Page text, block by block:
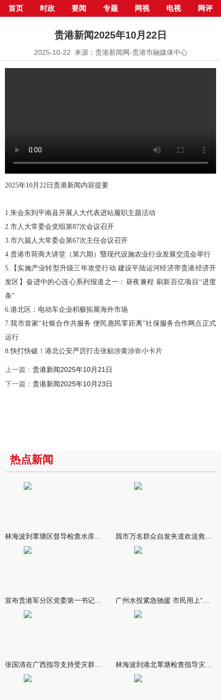
首页 时政 要闻 专题 网视 电视 网评
当前位置： 首页> 新闻中心> 电视新闻 > 正文
贵港新闻2025年10月22日
2025-10-22 来源：贵港新闻网-贵港市融媒体中心
2025年10月22日贵港新闻内容提要
1.朱会东到平南县开展人大代表进站履职主题活动
2.市人大常委会党组第87次会议召开
3.市六届人大常委会第67次主任会议召开
4.贵港市荷商大讲堂（第六期）暨现代设施农业行业发展交流会举行
5.【实施产业转型升级三年攻坚行动 建设平陆运河经济带贵港经济开
发区 】奋进中的心连心系列报道之一：昼夜兼程 刷新百亿项目“进度
条”
6.港北区：电动车企业积极拓展海外市场
7.我市首家“社银合作共服务 便民惠民零距离”社保服务合作网点正式
运行
8.快打快破！港北公安严厉打击张贴涉黄涉诈小卡片
上一篇： 贵港新闻2025年10月21日
下一篇： 贵港新闻2025年10月23日
热点新闻